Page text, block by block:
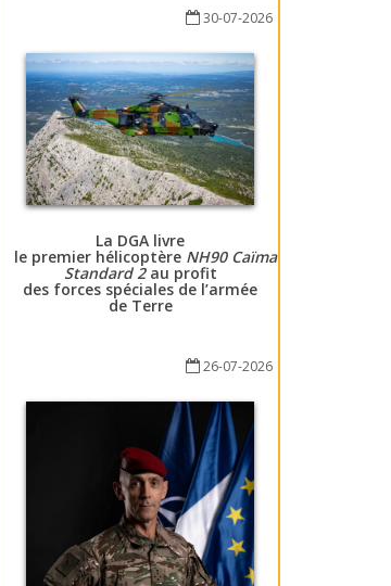
30-07-2026
La DGA livre
le premier hélicoptère NH90 Caïman
Standard 2au profit
des forces spéciales de l’armée
de Terre
26-07-2026